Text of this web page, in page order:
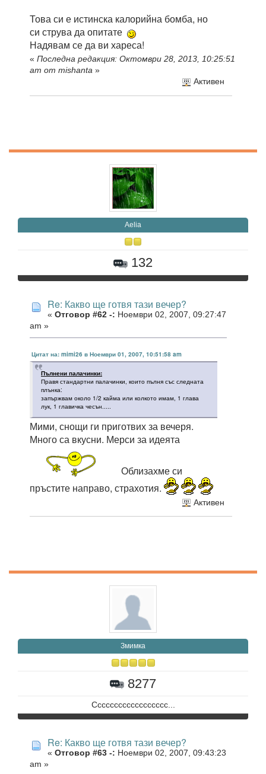
Това си е истинска калорийна бомба, но
си струва да опитате
Надявам се да ви хареса!
« Последна редакция: Октомври 28, 2013, 10:25:51
am от mishanta »
Активен
Aelia
132
Re: Какво ще готвя тази вечер?
« Отговор #62 -: Ноември 02, 2007, 09:27:47
am »
Цитат на: mimi26 в Ноември 01, 2007, 10:51:58 am
Пълнени палачинки:
Правя стандартни палачинки, които пълня със следната
плънка:
запържвам около 1/2 кайма или колкото имам, 1 глава
лук, 1 главичка чесън.....
Мими, снощи ги приготвих за вечеря.
Много са вкусни. Мерси за идеята
Облизахме си
пръстите направо, страхотия.
Активен
Змимка
8277
Сссссссссссссссссс...
Re: Какво ще готвя тази вечер?
« Отговор #63 -: Ноември 02, 2007, 09:43:23
am »